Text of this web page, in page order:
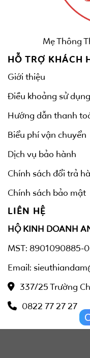
Mẹ Thông
HỖ TRỢ KHÁCH
Giới thiệu
Điều khoảng sử
Hướng dẫn thanh
Biểu phí vận chuyển
Dịch vụ bảo hành
Chính sách đổi trả
Chính sách bảo mật
LIÊN HỆ
HỘ KINH DOANH
MST: 8901090885-
Email:
337/25 Trường
0822 77 27 27